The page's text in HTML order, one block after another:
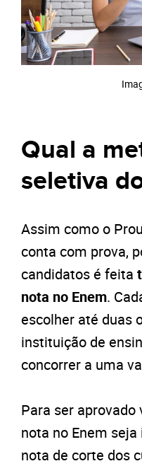
Qual a
seletiva
Assim como o
conta com prova,
candidatos é feita
nota no Enem.
escolher até duas
instituição de
concorrer a uma
Para ser aprovado
nota no Enem
nota de corte dos